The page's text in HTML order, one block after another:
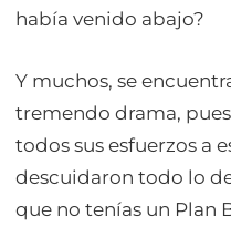
había venido abajo?
Y muchos, se
tremendo drama,
todos sus esfuerzos a
descuidaron todo lo
que no tenías un Plan